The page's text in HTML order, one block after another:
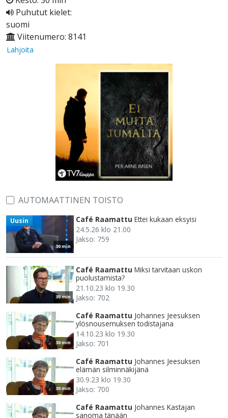
Puhutut kielet:
suomi
Viitenumero: 8141
Lahjoita
AUTOMAATTINEN TOISTO
30 min
Uusin Café Raamattu Ettei kukaan eksyisi
24.5.26 klo 21.00
Jakso: 759
30 min
Café Raamattu Miksi tarvitaan uskon
puolustamista?
21.10.23 klo 19.30
Jakso: 702
30 min
Café Raamattu Johannes Jeesuksen
ylösnousemuksen todistajana
14.10.23 klo 19.30
Jakso: 701
30 min
Café Raamattu Johannes Jeesuksen
elämän silminnäkijänä
30.9.23 klo 19.30
Jakso: 700
Café Raamattu Johannes Kastajan
sanoma tänään